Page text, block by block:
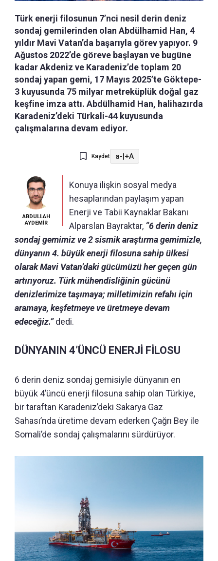
Türk enerji filosunun 7’nci nesil derin deniz
sondaj gemilerinden olan Abdülhamid Han, 4
yıldır Mavi Vatan’da başarıyla görev yapıyor. 9
Ağustos 2022’de göreve başlayan ve bugüne
kadar Akdeniz ve Karadeniz’de toplam 20
sondaj yapan gemi, 17 Mayıs 2025’te Göktepe-
3 kuyusunda 75 milyar metreküplük doğal gaz
keşfine imza attı. Abdülhamid Han, halihazırda
Karadeniz’deki Türkali-44 kuyusunda
çalışmalarına devam ediyor.
Kaydet a-|+A
ABDULLAH
AYDEMİR
Konuya ilişkin sosyal medya
hesaplarından paylaşım yapan
Enerji ve Tabii Kaynaklar Bakanı
Alparslan Bayraktar, “6 derin deniz
sondaj gemimiz ve 2 sismik araştırma gemimizle,
dünyanın 4. büyük enerji filosuna sahip ülkesi
olarak Mavi Vatan’daki gücümüzü her geçen gün
artırıyoruz. Türk mühendisliğinin gücünü
denizlerimize taşımaya; milletimizin refahı için
aramaya, keşfetmeye ve üretmeye devam
edeceğiz.”dedi.
DÜNYANIN 4’ÜNCÜ ENERJİ FİLOSU
6 derin deniz sondaj gemisiyle dünyanın en
büyük 4’üncü enerji filosuna sahip olan Türkiye,
bir taraftan Karadeniz’deki Sakarya Gaz
Sahası’nda üretime devam ederken Çağrı Bey ile
Somali’de sondaj çalışmalarını sürdürüyor.